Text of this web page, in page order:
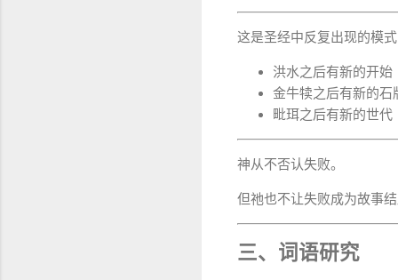
这是圣经中反复出现的模式
洪水之后有新的开始
金牛犊之后有新的石
毗珥之后有新的世代
神从不否认失败。
但祂也不让失败成为故事结
三、词语研究